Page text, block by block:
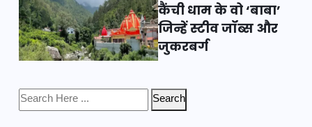
कैंची धाम के वो ‘बाबा’
जिन्हें स्टीव जॉब्स और
जुकरबर्ग
Search